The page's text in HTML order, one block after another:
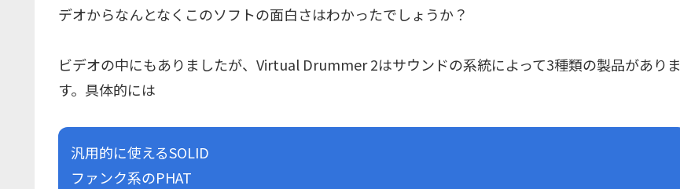
デオからなんとなくこのソフトの面白さはわかったでしょうか？
ビデオの中にもありましたが、Virtual Drummer 2はサウンドの系統によって3種類の製品がありま
す。具体的には
汎用的に使えるSOLID
ファンク系のPHAT